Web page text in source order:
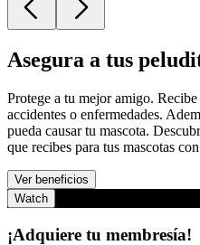
Asegura a tus
Protege a tu mejor amigo.
accidentes o enfermedades.
pueda causar tu mascota.
que recibes para tus mascotas
Ver beneficios
Watch
¡Adquiere tu membresía!